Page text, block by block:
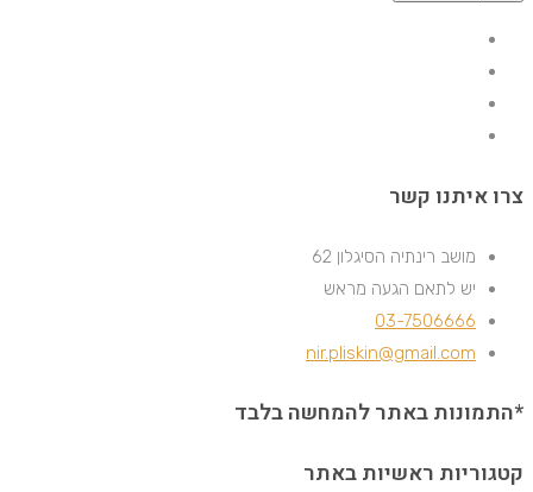
צרו איתנו קשר
מושב רינתיה הסיגלון 62
יש לתאם הגעה מראש
03-7506666
nir.pliskin@gmail.com
*התמונות באתר להמחשה בלבד
קטגוריות ראשיות באתר